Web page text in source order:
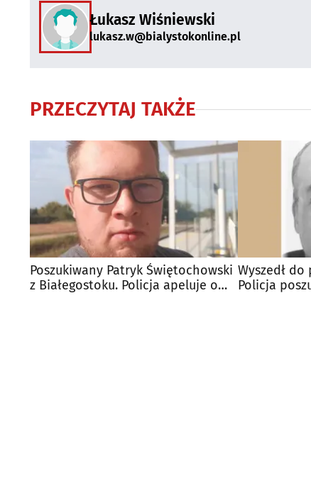
Łukasz Wiśniewski
lukasz.w@bialystokonline.pl
PRZECZYTAJ TAKŻE
Poszukiwany Patryk Świętochowski
z Białegostoku. Policja apeluje o
Wyszedł
Policja